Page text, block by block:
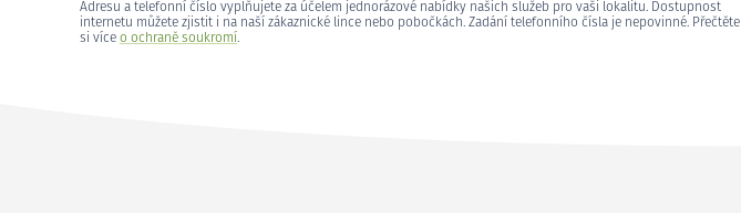
Adresu a telefonní číslo vyplňujete za účelem jednorázové nabídky našich služeb pro vaši lokalitu. Dostupnost
internetu můžete zjistit i na naší zákaznické lince nebo pobočkách. Zadání telefonního čísla je nepovinné. Přečtěte
si více o ochraně soukromí.